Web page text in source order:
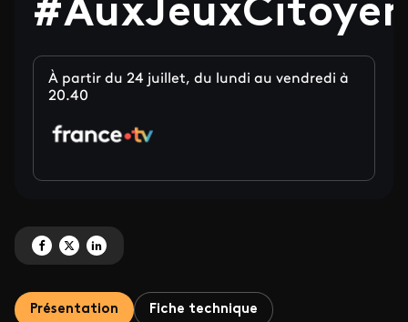
À partir du 24 juillet, du lundi au vendredi à
20.40
Partagez '#AuxJeuxCitoyens' sur Facebook
Partagez '#AuxJeuxCitoyens' sur X
Partagez '#AuxJeuxCitoyens' sur LinkedIn
Présentation Fiche technique